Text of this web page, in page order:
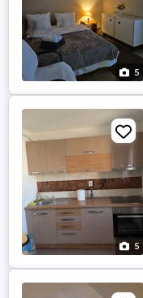
5
5